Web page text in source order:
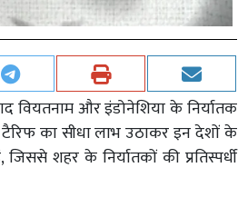
और इंडोनेशिया के निर्यातक
का सीधा लाभ उठाकर इन देशों के
शहर के निर्यातकों की प्रतिस्पर्धी